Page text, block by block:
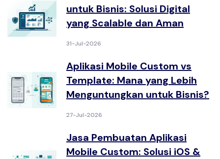
untuk Bisnis: Solusi Digital
yang Scalable dan Aman
31-Jul-2026
Aplikasi Mobile Custom vs
Template: Mana yang Lebih
Menguntungkan untuk Bisnis?
27-Jul-2026
Jasa Pembuatan Aplikasi
Mobile Custom: Solusi iOS &